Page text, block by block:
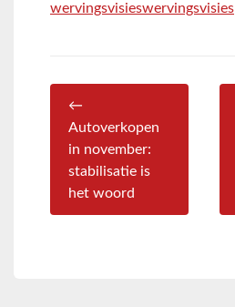
wervingsvisieswervingsvisies
←
Autoverkopen
in november:
stabilisatie is
het woord